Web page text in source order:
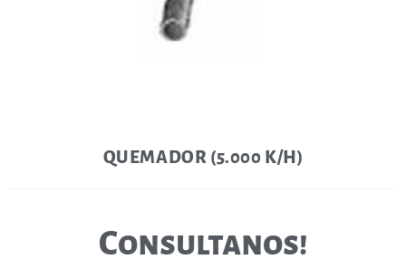
QUEMADOR (5.000 K/H)
Consultanos!